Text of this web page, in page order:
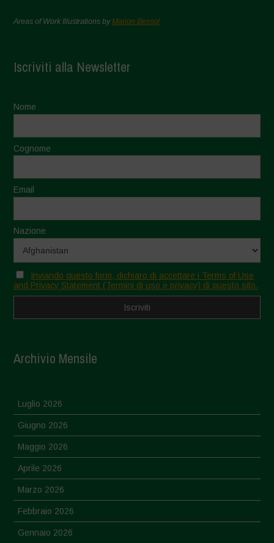
Areas of Work Illustrations byMarion Bessol
Iscriviti alla Newsletter
Nome
Cognome
Email
Nazione
Inviando questo form, dichiaro di accettare i Terms of Use
and Privacy Statement (Termini di uso e privacy) di questo sito.
Archivio Mensile
Luglio 2026
Giugno 2026
Maggio 2026
Aprile 2026
Marzo 2026
Febbraio 2026
Gennaio 2026